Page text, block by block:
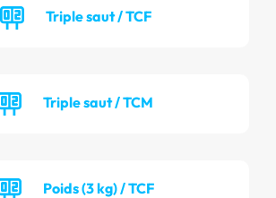
Triple saut / TCF
Triple saut / TCM
Poids (3 kg) / TCF